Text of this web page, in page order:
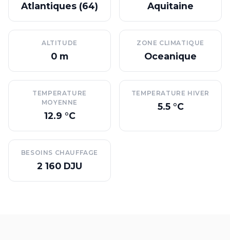
Atlantiques (64)
Aquitaine
ALTITUDE
0 m
ZONE CLIMATIQUE
Oceanique
TEMPERATURE
MOYENNE
12.9 °C
TEMPERATURE HIVER
5.5 °C
BESOINS CHAUFFAGE
2 160 DJU